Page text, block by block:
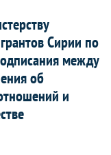
Сирии по
между
об
и